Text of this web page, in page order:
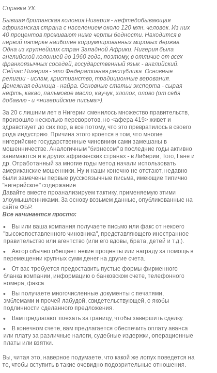
Справка УК:
Бывшая британская колония Нигерия - нефтедобывающая
африканская страна с населением около 120 млн. человек. Из них
40 процентов проживают ниже черты бедности. Находится в
первой пятерке наиболее коррумпированных мировых держав.
Одна из крупнейших стран Западной Африки. Нигерия была
английской колонией до 1960 года, поэтому, в отличие от всех
франкоязычных соседей, государственный язык - английский.
Сейчас Нигерия - это Федеративная республика. Основные
религии - ислам, христианство, традиционные верования.
Денежная единица - найра. Основные статьи экспорта - сырая
нефть, какао, пальмовое масло, каучук, хлопок, олово (от себя
добавлю - и <нигерийские письма>).
За 20 с лишним лет в Нигерии сменилось множество правительств,
произошло несколько переворотов, но <афера 419> живет и
здравствует до сих пор, а все потому, что это превратилось в своего
рода индустрию. Причина этого кроется в том, что многие
нигерийские государственные чиновники сами замешаны в
мошенничестве. Аналогичным "бизнесом" в последние годы активно
занимаются и в других африканских странах - в Либерии, Того, Гане и
др. Отработанный за многие годы метод начали использовать
американские мошенники. Ну и наши конечно не отстают, недавно
были замечены первые русскоязычные письма, имеющие типично
"нигерийское" содержание.
Давайте вместе проанализируем тактику, применяемую этими
злоумышленниками. За основу возьмем данные, опубликованные на
сайте ФБР.
Все начинается просто:
Вы или ваша компания получаете письмо или факс от некоего
"высокопоставленного чиновника", представляющего иностранное
правительство или агентство (или его вдовы, брата, детей и т.д.).
Автор обычно обещает некие проценты или награду за помощь в
перемещении крупных сумм денег на другие счета.
От вас требуется предоставить пустые формы фирменного
бланка компании, информацию о банковском счете, телефонного
номера, факса.
Вы получаете многочисленные документы с печатями,
эмблемами и прочей лабудой, свидетельствующей, о якобы
подлинности сделанного предложения.
Вам предлагают поехать за границу, чтобы завершить сделку.
В конечном счете, вам предлагается обеспечить оплату аванса
или плату за различные налоги, судебные издержки, операционные
платы или взятки.
Вы, читая это, наверное подумаете, что какой же лопух поведется на
то, чтобы вступить в такие очевидно подозрительные отношения.